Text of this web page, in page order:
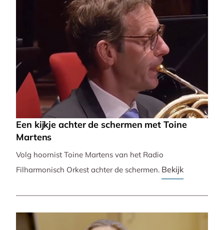
Een kijkje achter de schermen met Toine
Martens
Volg hoornist Toine Martens van het Radio
Filharmonisch Orkest achter de schermen. Bekijk